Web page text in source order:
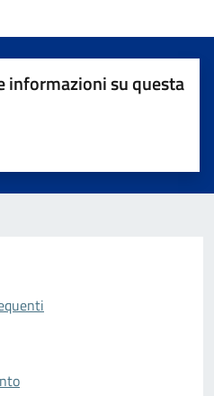
informazioni su questa
su 5
5